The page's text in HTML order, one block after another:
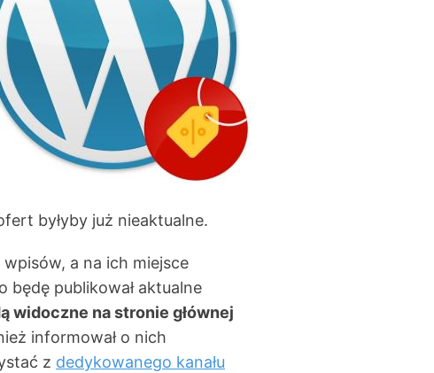
byłyby już nieaktualne.
a na ich miejsce
będę publikował aktualne
widoczne na stronie głównej
informował o nich
z dedykowanego kanału